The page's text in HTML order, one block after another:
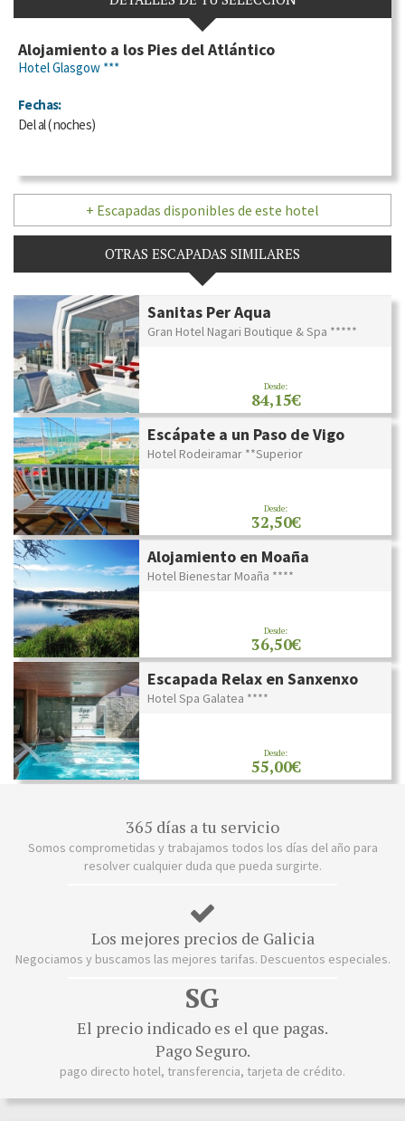
Alojamiento a los Pies del Atlántico
Hotel Glasgow ***
Fechas:
Delal(noches)
+ Escapadas disponibles de este hotel
OTRAS ESCAPADAS SIMILARES
Sanitas Per Aqua
Gran Hotel Nagari Boutique & Spa *****
Desde:
84,15€
Escápate a un Paso de Vigo
Hotel Rodeiramar **Superior
Desde:
32,50€
Alojamiento en Moaña
Hotel Bienestar Moaña ****
Desde:
36,50€
Escapada Relax en Sanxenxo
Hotel Spa Galatea ****
Desde:
55,00€
365 días a tu servicio
Somos comprometidas y trabajamos todos los días del año para
resolver cualquier duda que pueda surgirte.
Los mejores precios de Galicia
Negociamos y buscamos las mejores tarifas. Descuentos especiales.
SG
El precio indicado es el que pagas.
Pago Seguro.
pago directo hotel, transferencia, tarjeta de crédito.